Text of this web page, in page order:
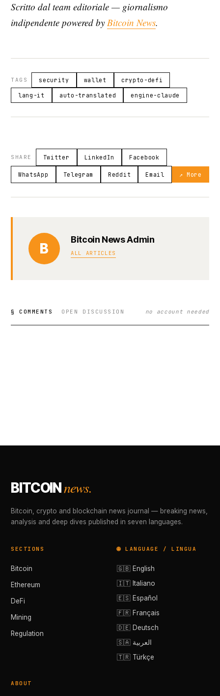
Scritto dal team editoriale — giornalismo
indipendente powered by Bitcoin News.
TAGS security wallet crypto-defi
lang-it auto-translated engine-claude
SHARE Twitter LinkedIn Facebook
WhatsApp Telegram Reddit Email ↗ More
B
Bitcoin News Admin
ALL ARTICLES
§ COMMENTS OPEN DISCUSSION no account needed
BITCOINnews.
Bitcoin, crypto and blockchain news journal — breaking news,
analysis and deep dives published in seven languages.
SECTIONS
Bitcoin
Ethereum
DeFi
Mining
Regulation
🌐 LANGUAGE / LINGUA
🇬🇧 English
🇮🇹 Italiano
🇪🇸 Español
🇫🇷 Français
🇩🇪 Deutsch
🇸🇦 العربية
🇹🇷 Türkçe
ABOUT